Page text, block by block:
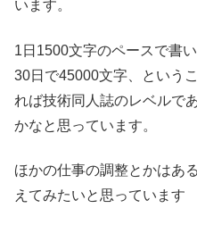
います。
1日1500文字のペースで書
30日で45000文字、という
れば技術同人誌のレベルで
かなと思っています。
ほかの仕事の調整とかはあ
えてみたいと思っています